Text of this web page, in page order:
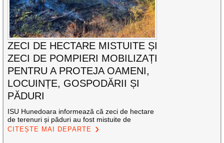
ZECI DE HECTARE MISTUITE ȘI
ZECI DE POMPIERI MOBILIZAȚI
PENTRU A PROTEJA OAMENI,
LOCUINȚE, GOSPODĂRII ȘI
PĂDURI
ISU Hunedoara informează că zeci de hectare
de terenuri și păduri au fost mistuite de
CITEȘTE MAI DEPARTE